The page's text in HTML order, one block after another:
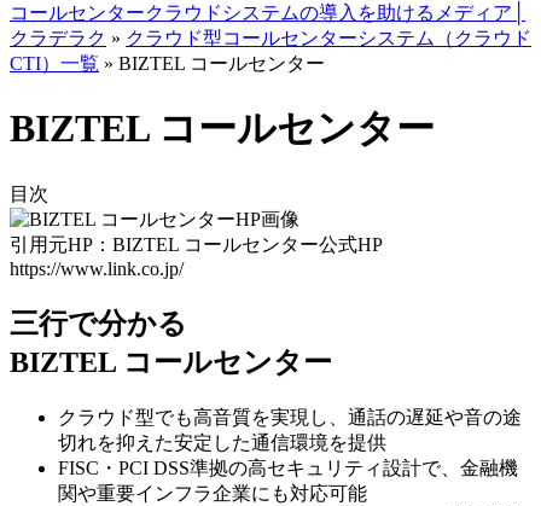
コールセンタークラウドシステムの導入を助けるメディア│
クラデラク » クラウド型コールセンターシステム（クラウド
CTI）一覧 » BIZTEL コールセンター
BIZTEL コールセンター
目次
引用元HP：BIZTEL コールセンター公式HP
https://www.link.co.jp/
三行で分かる
BIZTEL コールセンター
クラウド型でも高音質を実現し、通話の遅延や音の途
切れを抑えた安定した通信環境を提供
FISC・PCI DSS準拠の高セキュリティ設計で、金融機
関や重要インフラ企業にも対応可能